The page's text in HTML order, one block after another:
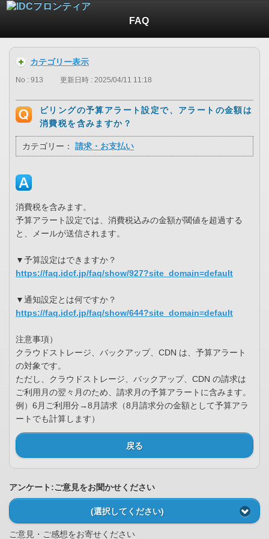
FAQ
カテゴリー表示
No : 913 更新日時 : 2025/04/11 11:18
ビリングの予算アラート設定で、アラートの金額は
消費税を含みますか？
カテゴリー： 請求・お支払い
消費税を含みます。
予算アラート設定では、消費税込みの金額が閾値を超過する
と、メールが送信されます。
▼予算設定はできますか？
https://faq.idcf.jp/faq/show/927?site_domain=default
▼通知設定とは何ですか？
https://faq.idcf.jp/faq/show/644?site_domain=default
注意事項）
クラウドストレージ、バックアップ、CDN は、予算アラート
の対象です。
ただし、クラウドストレージ、バックアップ、CDN の請求は
ご利用月の翌々月のため、請求月の予算アラートに含みます。
例）6月ご利用分→8月請求（8月請求分の金額として予算アラ
ートでも計算します）
戻る
アンケート:ご意見をお聞かせください
(選択してください)
ご意見・ご感想をお寄せください